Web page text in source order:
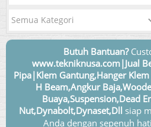
Butuh Bantuan?
www.tekniknusa.com|Jual
Pipa|Klem Gantung,Hanger
H Beam,Angkur
Buaya,Suspension,Dead
Nut,Dynabolt,Dynaset,Dll siap
Anda dengan sepenuh